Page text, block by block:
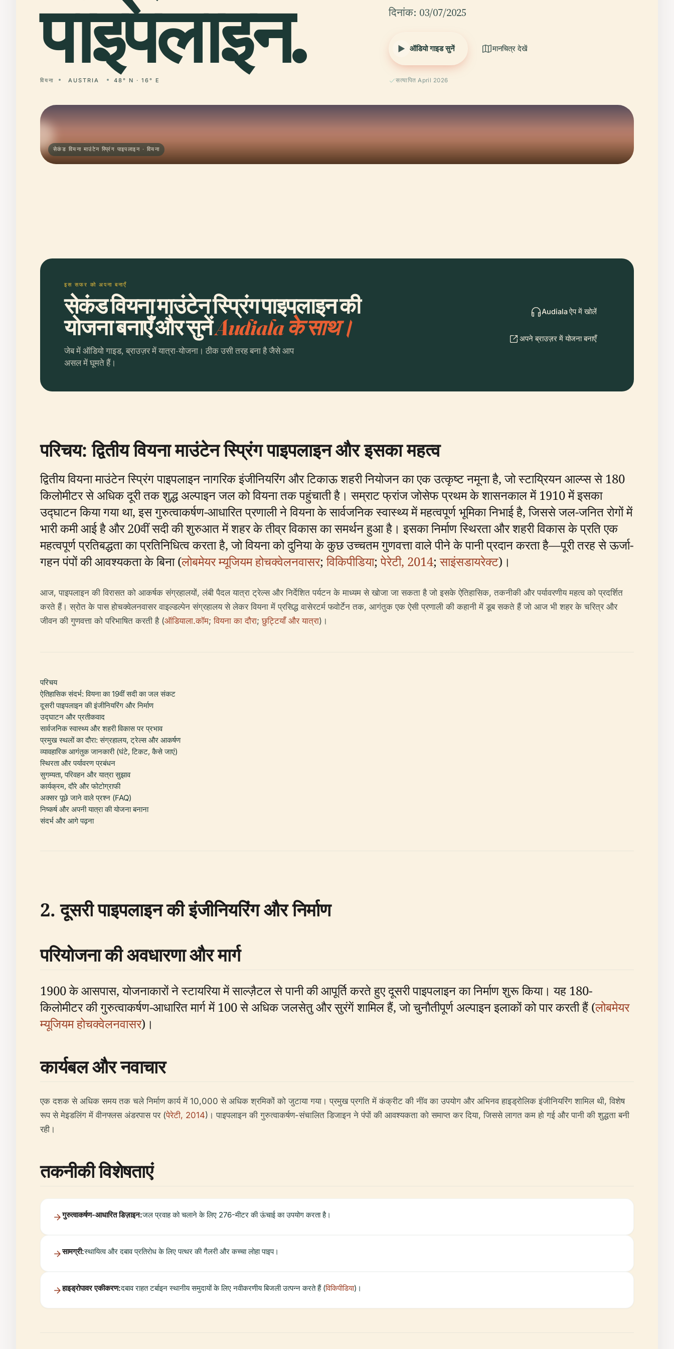
पाइपलाइन.
वियना AUSTRIA 48° N · 16° E
दिनांक: 03/07/2025
ऑडियो गाइड सुनें मानचित्र देखें
सत्यापित April 2026
सेकंड वियना माउंटेन स्प्रिंग पाइपलाइन · वियना
इस सफर को अपना बनाएँ
सेकंड वियना माउंटेन स्प्रिंग पाइपलाइन की
योजना बनाएँ और सुनेंAudiala के साथ।
जेब में ऑडियो गाइड, ब्राउज़र में यात्रा-योजना। ठीक उसी तरह बना है जैसे आप
असल में घूमते हैं।
Audiala ऐप में खोलें
अपने ब्राउज़र में योजना बनाएँ
परिचय: द्वितीय वियना माउंटेन स्प्रिंग पाइपलाइन और इसका महत्व
द्वितीय वियना माउंटेन स्प्रिंग पाइपलाइन नागरिक इंजीनियरिंग और टिकाऊ शहरी नियोजन का एक उत्कृष्ट नमूना है, जो स्टाय्रियन आल्प्स से 180
किलोमीटर से अधिक दूरी तक शुद्ध अल्पाइन जल को वियना तक पहुंचाती है। सम्राट फ्रांज जोसेफ प्रथम के शासनकाल में 1910 में इसका
उद्घाटन किया गया था, इस गुरुत्वाकर्षण-आधारित प्रणाली ने वियना के सार्वजनिक स्वास्थ्य में महत्वपूर्ण भूमिका निभाई है, जिससे जल-जनित रोगों में
भारी कमी आई है और 20वीं सदी की शुरुआत में शहर के तीव्र विकास का समर्थन हुआ है। इसका निर्माण स्थिरता और शहरी विकास के प्रति एक
महत्वपूर्ण प्रतिबद्धता का प्रतिनिधित्व करता है, जो वियना को दुनिया के कुछ उच्चतम गुणवत्ता वाले पीने के पानी प्रदान करता है—पूरी तरह से ऊर्जा-
गहन पंपों की आवश्यकता के बिना (लोबमेयर म्यूजियम होचक्वेलनवासर;विकिपीडिया;पेरेटी, 2014;साइंसडायरेक्ट)।
आज, पाइपलाइन की विरासत को आकर्षक संग्रहालयों, लंबी पैदल यात्रा ट्रेल्स और निर्देशित पर्यटन के माध्यम से खोजा जा सकता है जो इसके ऐतिहासिक, तकनीकी और पर्यावरणीय महत्व को प्रदर्शित
करते हैं। स्रोत के पास होचक्वेलनवासर वाइल्डल्पेन संग्रहालय से लेकर वियना में प्रसिद्ध वासेरटर्म फवोर्टेन तक, आगंतुक एक ऐसी प्रणाली की कहानी में डूब सकते हैं जो आज भी शहर के चरित्र और
जीवन की गुणवत्ता को परिभाषित करती है (ऑडियाला.कॉम;वियना का दौरा;छुट्टियाँ और यात्रा)।
परिचय
ऐतिहासिक संदर्भ: वियना का 19वीं सदी का जल संकट
दूसरी पाइपलाइन की इंजीनियरिंग और निर्माण
उद्घाटन और प्रतीकवाद
सार्वजनिक स्वास्थ्य और शहरी विकास पर प्रभाव
प्रमुख स्थलों का दौरा: संग्रहालय, ट्रेल्स और आकर्षण
व्यावहारिक आगंतुक जानकारी (घंटे, टिकट, कैसे जाएं)
स्थिरता और पर्यावरण प्रबंधन
सुगम्यता, परिवहन और यात्रा सुझाव
कार्यक्रम, दौरे और फोटोग्राफी
अक्सर पूछे जाने वाले प्रश्न (FAQ)
निष्कर्ष और अपनी यात्रा की योजना बनाना
संदर्भ और आगे पढ़ना
2. दूसरी पाइपलाइन की इंजीनियरिंग और निर्माण
परियोजना की अवधारणा और मार्ग
1900 के आसपास, योजनाकारों ने स्टायरिया में साल्ज़ैटल से पानी की आपूर्ति करते हुए दूसरी पाइपलाइन का निर्माण शुरू किया। यह 180-
किलोमीटर की गुरुत्वाकर्षण-आधारित मार्ग में 100 से अधिक जलसेतु और सुरंगें शामिल हैं, जो चुनौतीपूर्ण अल्पाइन इलाकों को पार करती हैं (लोबमेयर
म्यूजियम होचक्वेलनवासर)।
कार्यबल और नवाचार
एक दशक से अधिक समय तक चले निर्माण कार्य में 10,000 से अधिक श्रमिकों को जुटाया गया। प्रमुख प्रगति में कंक्रीट की नींव का उपयोग और अभिनव हाइड्रोलिक इंजीनियरिंग शामिल थी, विशेष
रूप से मेइडलिंग में वीनफ्लस अंडरपास पर (पेरेटी, 2014)। पाइपलाइन की गुरुत्वाकर्षण-संचालित डिजाइन ने पंपों की आवश्यकता को समाप्त कर दिया, जिससे लागत कम हो गई और पानी की शुद्धता बनी
रही।
तकनीकी विशेषताएं
गुरुत्वाकर्षण-आधारित डिज़ाइन:जल प्रवाह को चलाने के लिए 276-मीटर की ऊंचाई का उपयोग करता है।
सामग्री:स्थायित्व और दबाव प्रतिरोध के लिए पत्थर की गैलरी और कच्चा लोहा पाइप।
हाइड्रोपावर एकीकरण:दबाव राहत टर्बाइन स्थानीय समुदायों के लिए नवीकरणीय बिजली उत्पन्न करते हैं (विकिपीडिया)।